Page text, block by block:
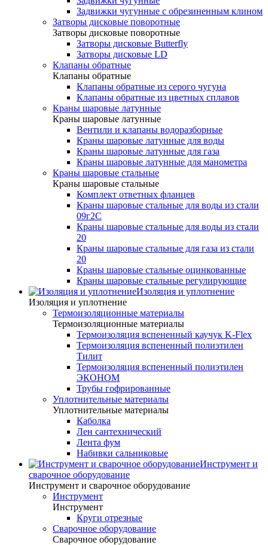
Задвижки чугунные с обрезиненным клином
Затворы дисковые поворотные
Затворы дисковые поворотные
Затворы дисковые Butterfly
Затворы дисковые LD
Клапаны обратные
Клапаны обратные
Клапаны обратные из серого чугуна
Клапаны обратные из цветных сплавов
Краны шаровые латунные
Краны шаровые латунные
Вентили и клапаны водоразборные
Краны шаровые латунные для воды
Краны шаровые латунные для газа
Краны шаровые латунные для манометра
Краны шаровые стальные
Краны шаровые стальные
Комплект ответных фланцев
Краны шаровые стальные для воды из стали
09г2С
Краны шаровые стальные для воды из стали
20
Краны шаровые стальные для газа из стали
20
Краны шаровые стальные оцинкованные
Краны шаровые стальные регулирующие
Изоляция и уплотнение
Изоляция и уплотнение
Термоизоляционные материалы
Термоизоляционные материалы
Термоизоляция вспененный каучук K-Flex
Термоизоляция вспененный полиэтилен
Тилит
Термоизоляция вспененный полиэтилен
ЭКОНОМ
Трубы гофрированные
Уплотнительные материалы
Уплотнительные материалы
Каболка
Лен сантехнический
Лента фум
Набивки сальниковые
Инструмент и
сварочное оборудование
Инструмент и сварочное оборудование
Инструмент
Инструмент
Круги отрезные
Сварочное оборудование
Сварочное оборудование